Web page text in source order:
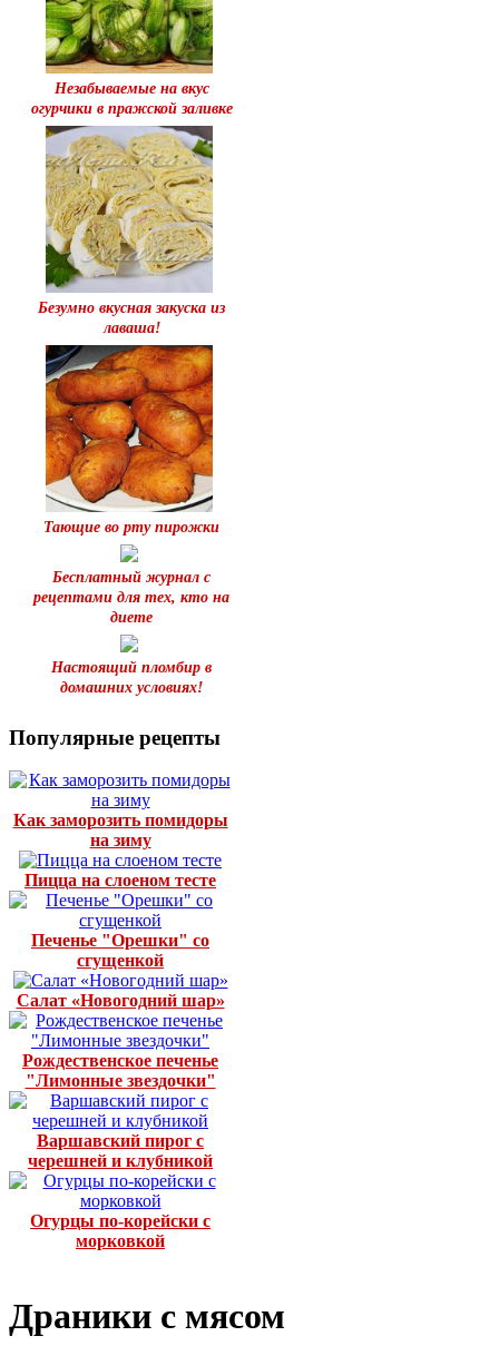
Незабываемые на вкус
огурчики в пражской заливке
Безумно вкусная закуска из
лаваша!
Тающие во рту пирожки
Бесплатный журнал с
рецептами для тех, кто на
диете
Настоящий пломбир в
домашних условиях!
Популярные рецепты
Как заморозить помидоры
на зиму
Пицца на слоеном тесте
Печенье "Орешки" со
сгущенкой
Салат «Новогодний шар»
Рождественское печенье
"Лимонные звездочки"
Варшавский пирог с
черешней и клубникой
Огурцы по-корейски с
морковкой
Драники с мясом